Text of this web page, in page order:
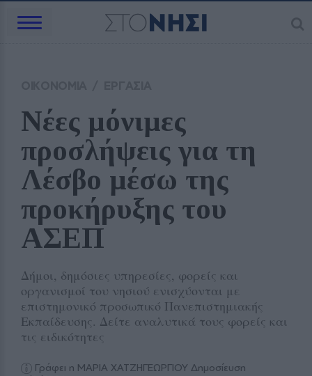
Νέες μόνιμες
προσλήψεις για τη
Λέσβο μέσω της
προκήρυξης του
ΑΣΕΠ
Δήμοι, δημόσιες υπηρεσίες, φορείς και
οργανισμοί του νησιού ενισχύονται με
επιστημονικό προσωπικό Πανεπιστημιακής
Εκπαίδευσης. Δείτε αναλυτικά τους φορείς και
τις ειδικότητες
Γράφει η ΜΑΡΙΑ ΧΑΤΖΗΓΕΩΡΓΙΟΥ Δημοσίευση